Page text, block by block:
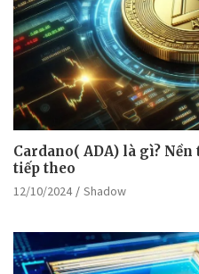
Cardano( ADA) là gì?
tiếp theo
12/10/2024 Shadow